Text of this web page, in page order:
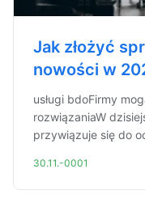
Jak złożyć
nowości w
usługi bdoFirmy
rozwiązaniaW
przywiązuje się do
30.11.-0001